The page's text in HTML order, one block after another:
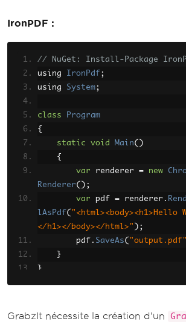
>",
}
}
IronPDF :
// NuGet: Install-Package
using IronPdf ;
using System;
class
Program
{
static
void Main()
{
var renderer = new
Renderer();
var pdf = renderer .
lAsPdf( "<html><body><h1>Hello
</h1></body></html>" );
        pdf
. SaveAs( "output.pdf"
}
}
GrabzIt nécessite la création d'un